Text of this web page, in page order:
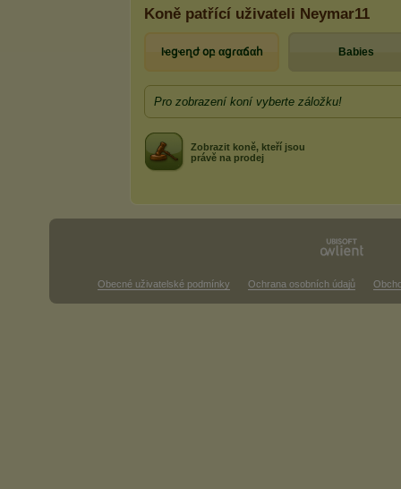
Koně patřící uživateli Neymar11
lҽցҽղժ օբ αցɾαճαհ Babies
Pro zobrazení koní vyberte záložku!
Zobrazit koně, kteří jsou
právě na prodej
Obecné uživatelské podmínky Ochrana osobních údajů